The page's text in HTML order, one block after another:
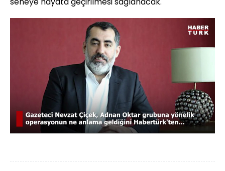
Sesi
Aç
Yüklendi:
48.39%
Oynatma
Hızı